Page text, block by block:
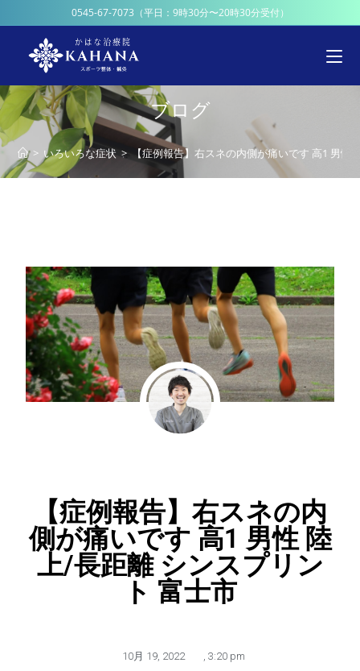
0545-67-7073 （平日：9時30分〜20時30分受付）
ブログ
> いろいろな症状 > 【症例報告】右スネの内側が痛いです 高1 男
【症例報告】右スネの内
側が痛いです 高1 男性 陸
上/長距離 シンスプリン
ト 富士市
10月 19, 2022 , 3:20 pm